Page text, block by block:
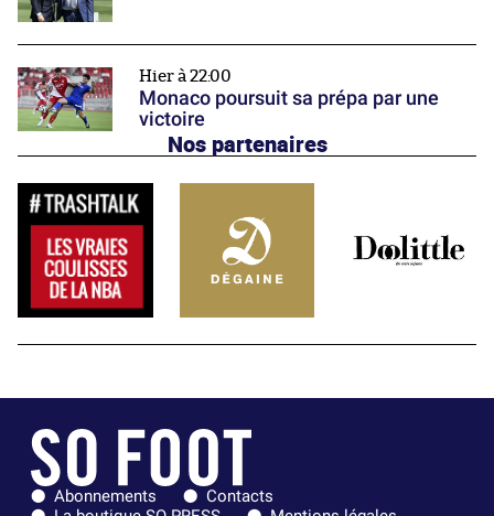
Hier à 22:00
Monaco poursuit sa prépa par une
victoire
Nos partenaires
Abonnements
Contacts